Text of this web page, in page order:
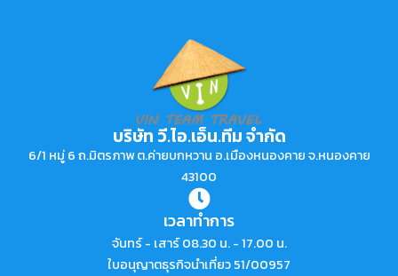
บริษัท วี.ไอ.เอ็น.ทีม จำกัด
6/1 หมู่ 6 ถ.มิตรภาพ ต.ค่ายบกหวาน อ.เมืองหนองคาย จ.หนองคาย
43100
เวลาทำการ
จันทร์ - เสาร์ 08.30 น. - 17.00 น.
ใบอนุญาตธุรกิจนำเที่ยว 51/00957